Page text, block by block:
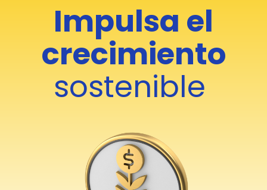
Impulsa el
crecimiento
sostenible